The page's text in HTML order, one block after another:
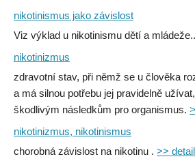
nikotinismus jako závislost
Viz výklad u nikotinismu dětí a mládeže..
nikotinizmus
zdravotní stav, při němž se u člověka
a má silnou potřebu jej pravidelně
škodlivým následkům pro organismus.
nikotinizmus, nikotinismus
chorobná závislost na nikotinu . >> detail